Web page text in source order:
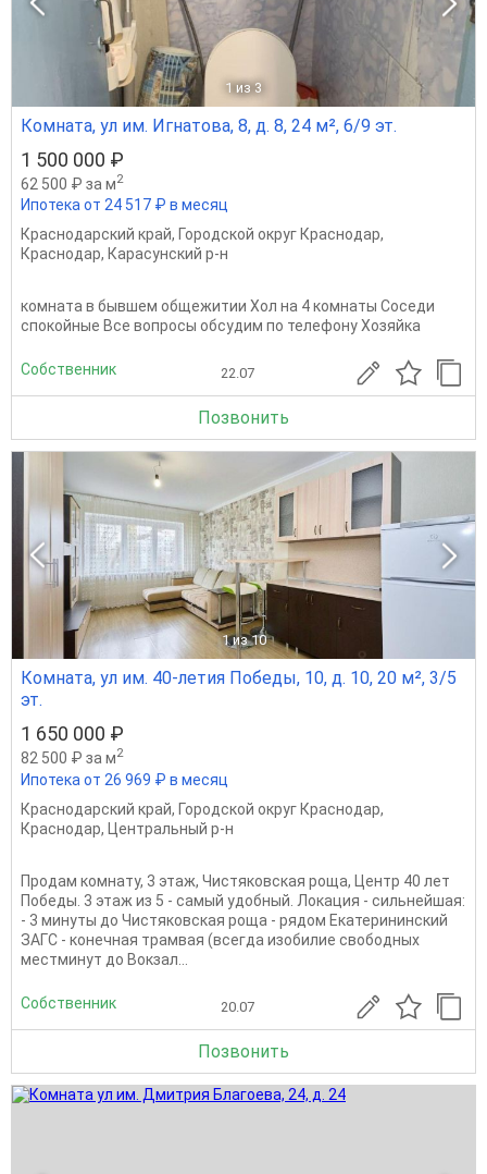
1 из 3
Комната, ул им. Игнатова, 8, д. 8, 24 м², 6/9 эт.
1 500 000 ₽
62 500 ₽ за м2
Ипотека от 24 517 ₽ в месяц
Краснодарский край, Городской округ Краснодар,
Краснодар, Карасунский р-н
комната в бывшем общежитии Хол на 4 комнаты Соседи
спокойные Все вопросы обсудим по телефону Хозяйка
Собственник 22.07
Позвонить
1 из 10
Комната, ул им. 40-летия Победы, 10, д. 10, 20 м², 3/5
эт.
1 650 000 ₽
82 500 ₽ за м2
Ипотека от 26 969 ₽ в месяц
Краснодарский край, Городской округ Краснодар,
Краснодар, Центральный р-н
Продам комнату, 3 этаж, Чистяковская роща, Центр 40 лет
Победы. 3 этаж из 5 - самый удобный. Локация - сильнейшая:
- 3 минуты до Чистяковская роща - рядом Екатерининский
ЗАГС - конечная трамвая (всегда изобилие свободных
местминут до Вокзал...
Собственник 20.07
Позвонить